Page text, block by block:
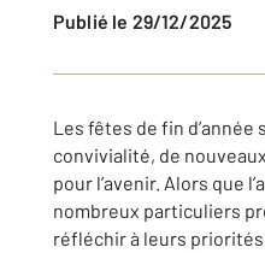
Publié le 29/12/2025
Les fêtes de fin d’année
convivialité, de
pour l’avenir. Alors que
nombreux particuliers
réfléchir à leurs